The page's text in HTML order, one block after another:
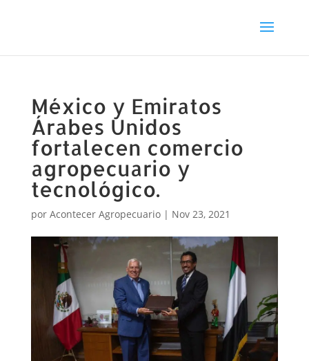
México y Emiratos
Árabes Unidos
fortalecen comercio
agropecuario y
tecnológico.
por Acontecer Agropecuario| Nov 23, 2021